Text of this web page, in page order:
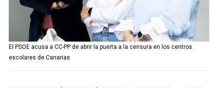
El PSOE acusa a CC-PP de abrir la puerta a la censura en los centros
escolares de Canarias